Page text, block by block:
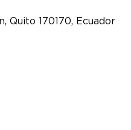
Quito 170170, Ecuador